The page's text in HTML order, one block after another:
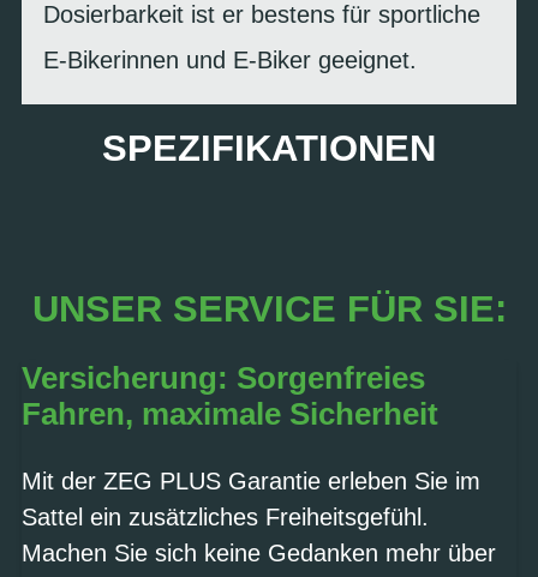
Dosierbarkeit ist er bestens für sportliche
E-Bikerinnen und E-Biker geeignet.
SPEZIFIKATIONEN
UNSER SERVICE FÜR SIE:
Versicherung: Sorgenfreies
Fahren, maximale Sicherheit
Mit der ZEG PLUS Garantie erleben Sie im
Sattel ein zusätzliches Freiheitsgefühl.
Machen Sie sich keine Gedanken mehr über